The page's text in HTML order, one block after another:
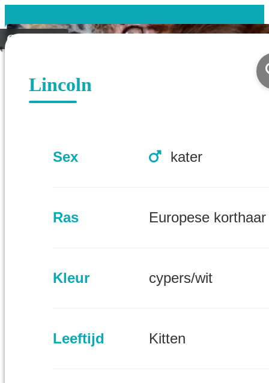
Gevonden
Lincoln
Sex kater
Ras Europese korthaar
Kleur cypers/wit
Leeftijd Kitten